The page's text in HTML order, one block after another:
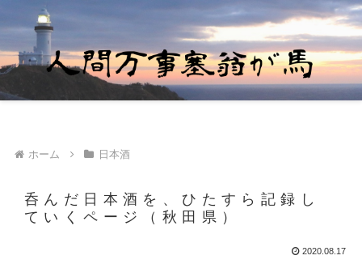
ホーム 日本酒
呑んだ日本酒を、ひたすら記録し
ていくページ（秋田県）
2020.08.17